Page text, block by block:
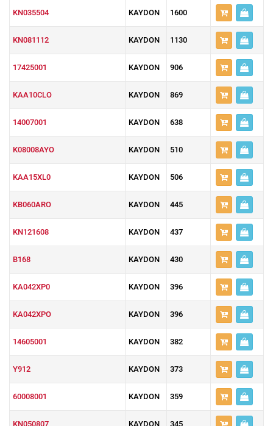
KN035504 KAYDON 1600
KN081112 KAYDON 1130
17425001 KAYDON 906
KAA10CLO KAYDON 869
14007001 KAYDON 638
K08008AYO KAYDON 510
KAA15XL0 KAYDON 506
KB060ARO KAYDON 445
KN121608 KAYDON 437
B168 KAYDON 430
KA042XP0 KAYDON 396
KA042XPO KAYDON 396
14605001 KAYDON 382
Y912 KAYDON 373
60008001 KAYDON 359
KN050807 KAYDON 345